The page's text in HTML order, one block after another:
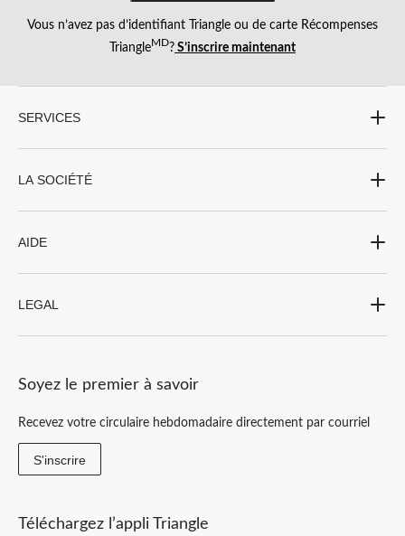
Vous n’avez pas d’identifiant Triangle ou de carte Récompenses
TriangleMD? S’inscrire maintenant
SERVICES
LA SOCIÉTÉ
AIDE
LEGAL
Soyez le premier à savoir
Recevez votre circulaire hebdomadaire directement par courriel
S'inscrire
Téléchargez l’appli Triangle